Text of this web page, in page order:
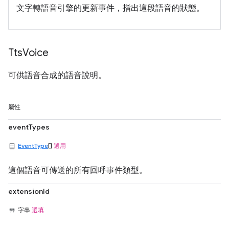
文字轉語音引擎的更新事件，指出這段語音的狀態。
TtsVoice
可供語音合成的語音說明。
屬性
eventTypes
EventType[] 選用
這個語音可傳送的所有回呼事件類型。
extensionId
字串 選填